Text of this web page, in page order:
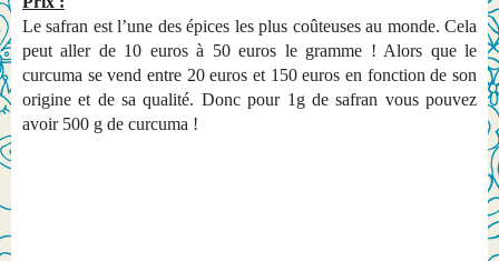
Le safran est l’une des épices les plus coûteuses au monde. Cela
peut aller de 10 euros à 50 euros le gramme ! Alors que le
curcuma se vend entre 20 euros et 150 euros en fonction de son
origine et de sa qualité. Donc pour 1g de safran vous pouvez
avoir 500 g de curcuma !